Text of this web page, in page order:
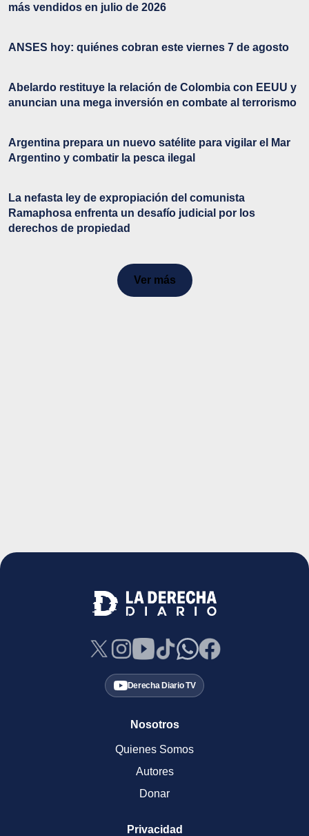
más vendidos en julio de 2026
ANSES hoy: quiénes cobran este viernes 7 de agosto
Abelardo restituye la relación de Colombia con EEUU y
anuncian una mega inversión en combate al terrorismo
Argentina prepara un nuevo satélite para vigilar el Mar
Argentino y combatir la pesca ilegal
La nefasta ley de expropiación del comunista
Ramaphosa enfrenta un desafío judicial por los
derechos de propiedad
Ver más
Derecha Diario TV
Nosotros
Quienes Somos
Autores
Donar
Privacidad